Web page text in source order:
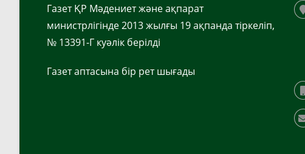
Газет ҚР Мәдениет және ақпарат
министрлігінде 2013 жылғы 19 ақпанда тіркеліп,
№ 13391-Г куәлік берілді
Газет аптасына бір рет шығады